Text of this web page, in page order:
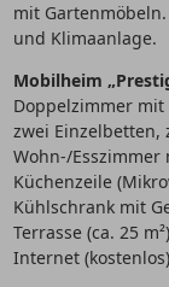
mit Gartenmöbeln.
und Klimaanlage.
Mobilheim
Doppelzimmer
zwei Einzelbetten,
Wohn-/Esszimmer
Küchenzeile
Kühlschrank mit
Terrasse (ca. 25
Internet